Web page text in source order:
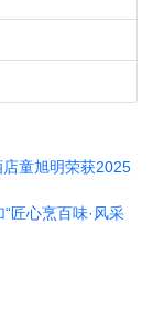
童旭明荣获2025
匠心烹百味·风采